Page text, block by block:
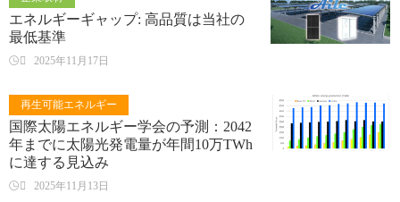
エネルギーギャップ: 高品質は当社の
最低基準
 2025年11月17日
再生可能エネルギー
国際太陽エネルギー学会の予測：2042
年までに太陽光発電量が年間10万TWh
に達する見込み
 2025年11月13日